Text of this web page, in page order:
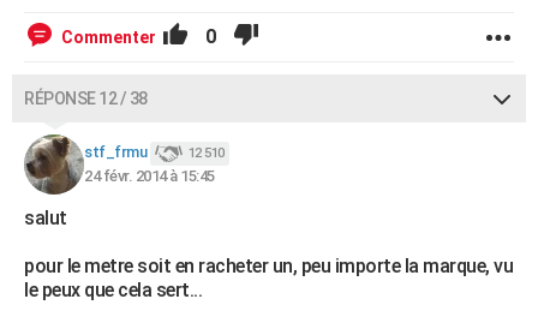
Commenter 0
RÉPONSE 12 / 38
stf_frmu 12 510
24 févr. 2014 à 15:45
salut
pour le metre soit en racheter un, peu importe la marque, vu
le peux que cela sert...